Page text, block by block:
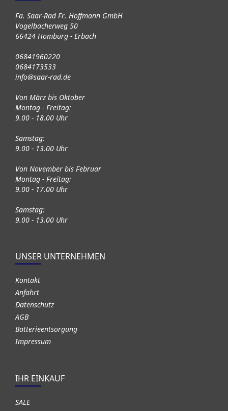
Fa. Saar-Rad Fr. Hoffmann GmbH
Vogelbacherweg 50
66424 Homburg - Erbach
06841960220
0684173533
info@saar-rad.de
Von März bis Oktober
Montag - Freitag:
9.00 - 18.00 Uhr
Samstag:
9.00 - 13.00 Uhr
Von November bis Februar
Montag - Freitag:
9.00 - 17.00 Uhr
Samstag:
9.00 - 13.00 Uhr
UNSER UNTERNEHMEN
Kontakt
Anfahrt
Datenschutz
AGB
Batterieentsorgung
Impressum
IHR EINKAUF
SALE